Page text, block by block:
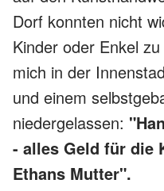
Dorf konnten nicht
Kinder oder Enkel
mich in der
und einem
niedergelassen:
- alles Geld für die
Ethans Mutter".